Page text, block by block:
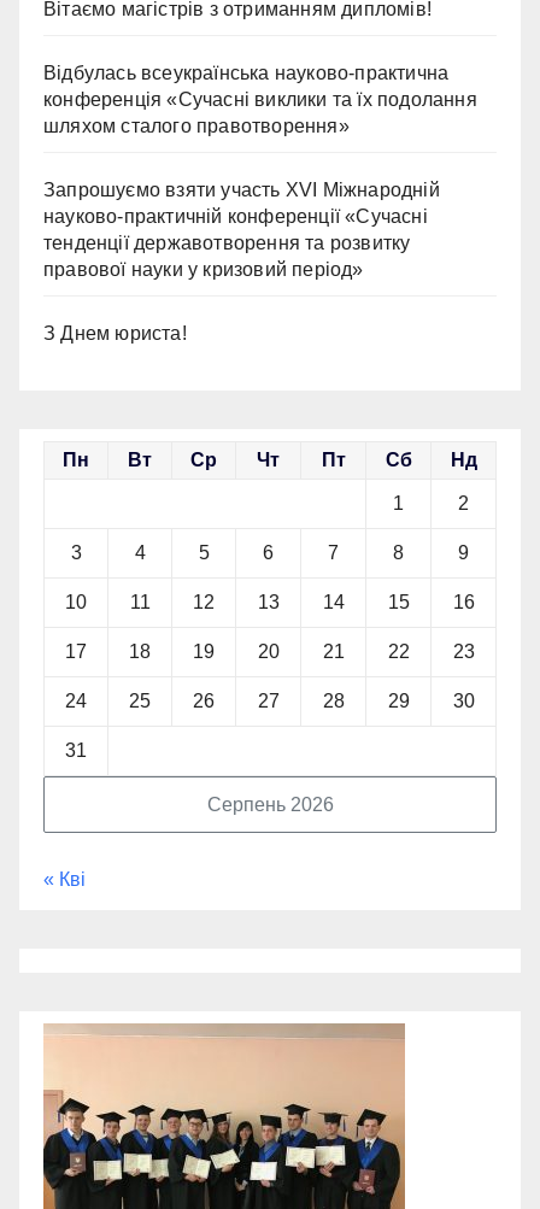
Вітаємо магістрів з отриманням дипломів!
Відбулась всеукраїнська науково-практична
конференція «Сучасні виклики та їх подолання
шляхом сталого правотворення»
Запрошуємо взяти участь ХVІ Міжнародній
науково-практичній конференції «Сучасні
тенденції державотворення та розвитку
правової науки у кризовий період»
З Днем юриста!
Серпень 2026
Пн Вт Ср Чт Пт Сб Нд
1 2
3 4 5 6 7 8 9
10 11 12 13 14 15 16
17 18 19 20 21 22 23
24 25 26 27 28 29 30
31
« Кві